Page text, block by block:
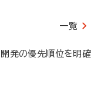
一覧
発の優先順位を明確